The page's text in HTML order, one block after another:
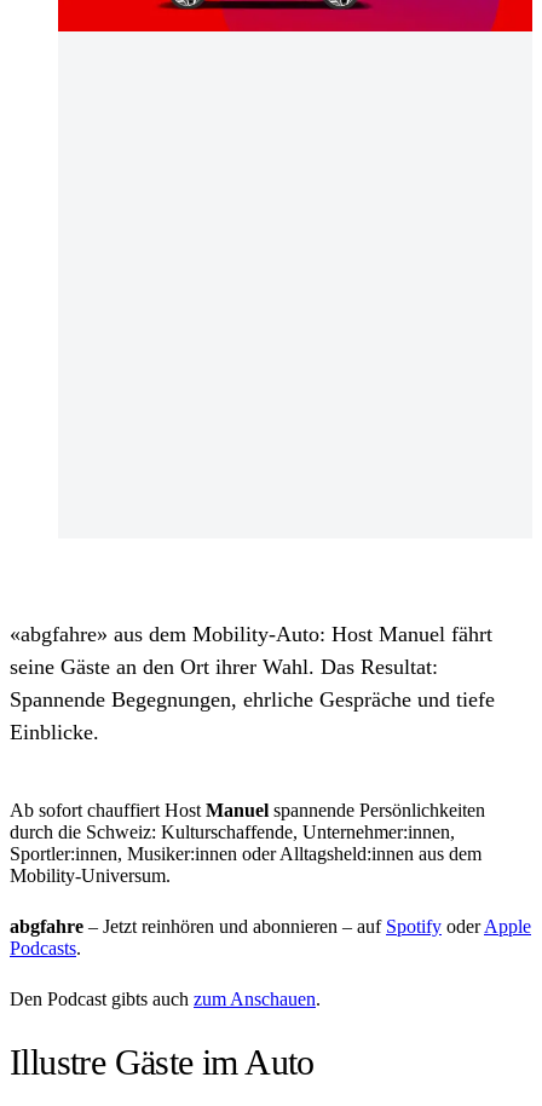
«abgfahre» aus dem Mobility-Auto: Host Manuel fährt
seine Gäste an den Ort ihrer Wahl. Das Resultat:
Spannende Begegnungen, ehrliche Gespräche und tiefe
Einblicke.
Ab sofort chauffiert Host Manuel spannende Persönlichkeiten
durch die Schweiz: Kulturschaffende, Unternehmer:innen,
Sportler:innen, Musiker:innen oder Alltagsheld:innen aus dem
Mobility-Universum.
abgfahre – Jetzt reinhören und abonnieren – auf Spotify oderApple
Podcasts.
Den Podcast gibts auch zum Anschauen.
Illustre Gäste im Auto